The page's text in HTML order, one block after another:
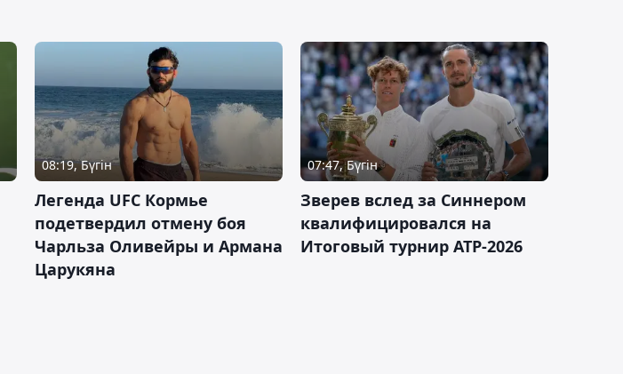
08:19, Бүгін
Легенда UFC Кормье
подетвердил отмену боя
Чарльза Оливейры и Армана
Царукяна
07:47, Бүгін
Зверев вслед за Синнером
квалифицировался на
Итоговый турнир ATP-2026